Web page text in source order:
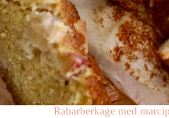
Rabarberkage med